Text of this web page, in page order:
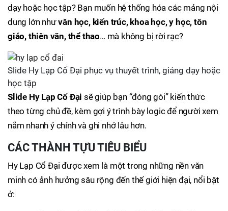
dạy hoặc học tập? Bạn muốn hệ thống hóa các mảng nội
dung lớn nhưvăn học, kiến trúc, khoa học, y học, tôn
giáo, thiên văn, thể thao… mà không bị rời rạc?
Slide Hy Lạp Cổ Đại phục vụ thuyết trình, giảng dạy hoặc
học tập
Slide Hy Lạp Cổ Đại sẽ giúp bạn “đóng gói” kiến thức
theo từng chủ đề, kèm gợi ý trình bày logic để người xem
nắm nhanh ý chính và ghi nhớ lâu hơn.
CÁC THÀNH TỰU TIÊU BIỂU
Hy Lạp Cổ Đại được xem là một trong những nền văn
minh có ảnh hưởng sâu rộng đến thế giới hiện đại, nổi bật
ở: